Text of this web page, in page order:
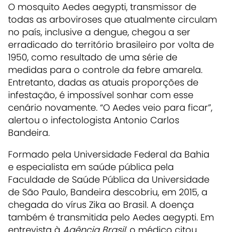
O mosquito Aedes aegypti, transmissor de
todas as arboviroses que atualmente circulam
no país, inclusive a dengue, chegou a ser
erradicado do território brasileiro por volta de
1950, como resultado de uma série de
medidas para o controle da febre amarela.
Entretanto, dadas as atuais proporções de
infestação, é impossível sonhar com esse
cenário novamente. “O Aedes veio para ficar”,
alertou o infectologista Antonio Carlos
Bandeira.
Formado pela Universidade Federal da Bahia
e especialista em saúde pública pela
Faculdade de Saúde Pública da Universidade
de São Paulo, Bandeira descobriu, em 2015, a
chegada do vírus Zika ao Brasil. A doença
também é transmitida pelo Aedes aegypti. Em